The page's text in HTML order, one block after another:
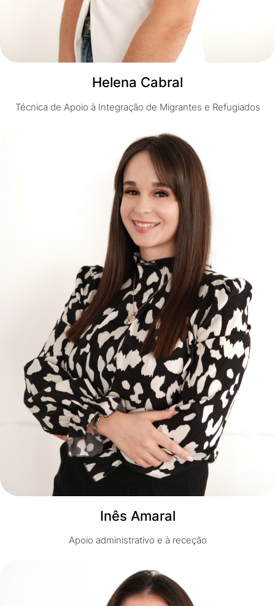
Helena Cabral
Técnica de Apoio à Integração de Migrantes e Refugiados
Inês Amaral
Apoio administrativo e à receção